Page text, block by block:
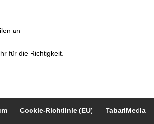
an
für die Richtigkeit.
Cookie-Richtlinie (EU) TabariMedia